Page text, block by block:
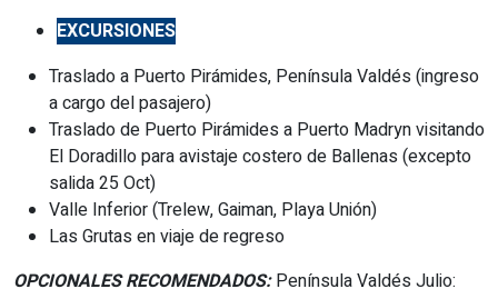
EXCURSIONES
Traslado a Puerto Pirámides, Península Valdés (ingreso
a cargo del pasajero)
Traslado de Puerto Pirámides a Puerto Madryn visitando
El Doradillo para avistaje costero de Ballenas (excepto
salida 25 Oct)
Valle Inferior (Trelew, Gaiman, Playa Unión)
Las Grutas en viaje de regreso
OPCIONALES RECOMENDADOS:Península Valdés Julio: